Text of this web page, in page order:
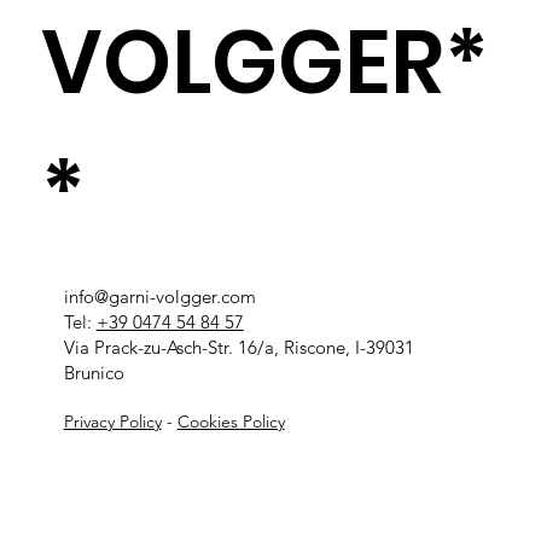
VOLGGER*
*
info@garni-volgger.com
Tel: +39 0474 54 84 57
Via Prack-zu-Asch-Str. 16/a, Riscone, I-39031
Brunico
Privacy Policy- Cookies Policy